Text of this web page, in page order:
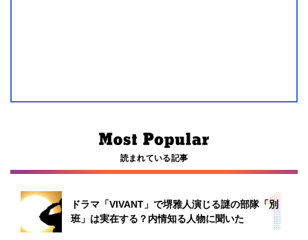
読まれている記事
ドラマ「VIVANT」で堺雅人演じる謎の部隊「別
班」は実在する？内情知る人物に聞いた